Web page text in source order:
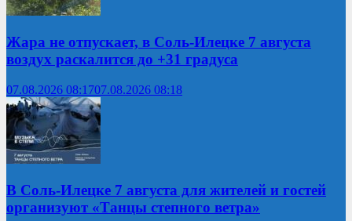
Жара не отпускает, в Соль-Илецке 7 августа
воздух раскалится до +31 градуса
07.08.2026 08:1707.08.2026 08:18
В Соль-Илецке 7 августа для жителей и гостей
организуют «Танцы степного ветра»